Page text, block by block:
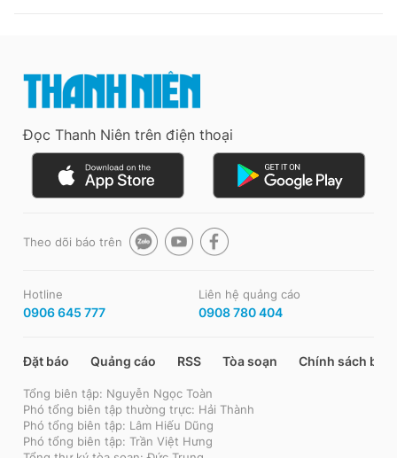
Đọc Thanh Niên trên điện thoại
Theo dõi báo trên
Hotline
0906 645 777
Liên hệ quảng cáo
0908 780 404
Đặt báo Quảng cáo RSS Tòa soạn Chính sách bảo
Tổng biên tập: Nguyễn Ngọc Toàn
Phó tổng biên tập thường trực: Hải Thành
Phó tổng biên tập: Lâm Hiếu Dũng
Phó tổng biên tập: Trần Việt Hưng